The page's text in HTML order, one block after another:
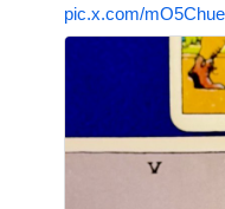
pic.x.com/